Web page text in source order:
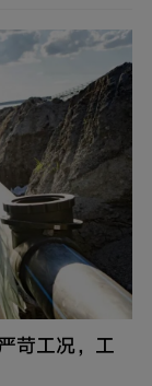
居家环境。
苛工况，工